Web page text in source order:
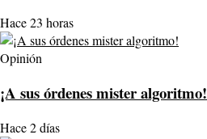
Hace 23 horas
Opinión
¡A sus órdenes mister algoritmo!
Hace 2 días